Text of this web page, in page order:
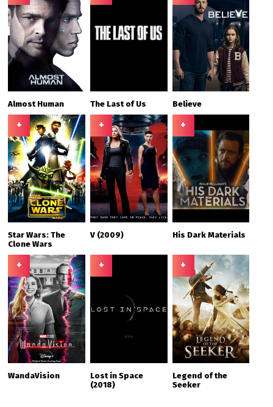
Almost Human The Last of Us Believe
+
Star Wars: The
Clone Wars
+
V (2009)
+
His Dark Materials
+
WandaVision
+
Lost in Space
(2018)
+
Legend of the
Seeker